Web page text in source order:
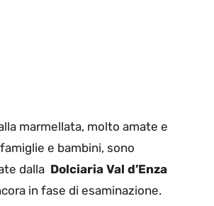
marmellata, molto amate e
e bambini, sono
dalla Dolciaria Val d’Enza
in fase di esaminazione.